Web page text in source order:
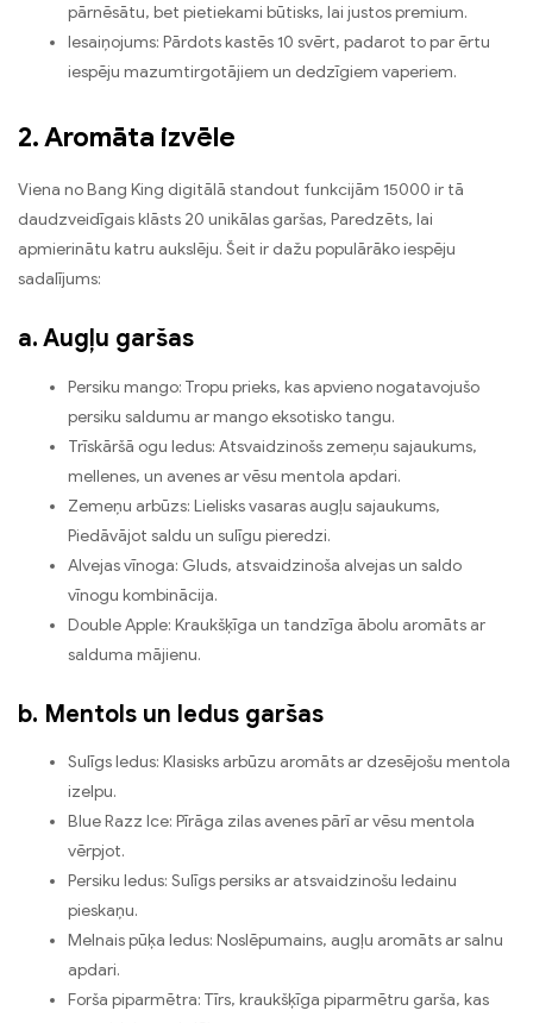
pārnēsātu, bet pietiekami būtisks, lai justos premium.
Iesaiņojums: Pārdots kastēs 10 svērt, padarot to par ērtu
iespēju mazumtirgotājiem un dedzīgiem vaperiem.
2. Aromāta izvēle
Viena no Bang King digitālā standout funkcijām 15000 ir tā
daudzveidīgais klāsts 20 unikālas garšas, Paredzēts, lai
apmierinātu katru aukslēju. Šeit ir dažu populārāko iespēju
sadalījums:
a. Augļu garšas
Persiku mango: Tropu prieks, kas apvieno nogatavojušo
persiku saldumu ar mango eksotisko tangu.
Trīskāršā ogu ledus: Atsvaidzinošs zemeņu sajaukums,
mellenes, un avenes ar vēsu mentola apdari.
Zemeņu arbūzs: Lielisks vasaras augļu sajaukums,
Piedāvājot saldu un sulīgu pieredzi.
Alvejas vīnoga: Gluds, atsvaidzinoša alvejas un saldo
vīnogu kombinācija.
Double Apple: Kraukšķīga un tandzīga ābolu aromāts ar
salduma mājienu.
b. Mentols un ledus garšas
Sulīgs ledus: Klasisks arbūzu aromāts ar dzesējošu mentola
izelpu.
Blue Razz Ice: Pīrāga zilas avenes pārī ar vēsu mentola
vērpjot.
Persiku ledus: Sulīgs persiks ar atsvaidzinošu ledainu
pieskaņu.
Melnais pūķa ledus: Noslēpumains, augļu aromāts ar salnu
apdari.
Forša piparmētra: Tīrs, kraukšķīga piparmētru garša, kas